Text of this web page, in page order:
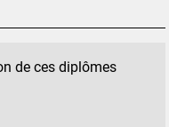
de ces diplômes